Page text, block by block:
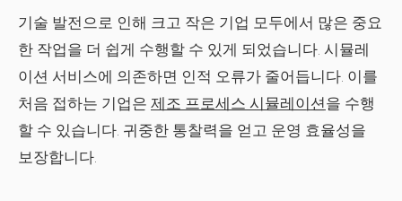
기술 발전으로 인해 크고 작은 기업 모두에서 많은 중요
한 작업을 더 쉽게 수행할 수 있게 되었습니다. 시뮬레
이션 서비스에 의존하면 인적 오류가 줄어듭니다. 이를
처음 접하는 기업은 제조 프로세스 시뮬레이션을 수행
할 수 있습니다. 귀중한 통찰력을 얻고 운영 효율성을
보장합니다.